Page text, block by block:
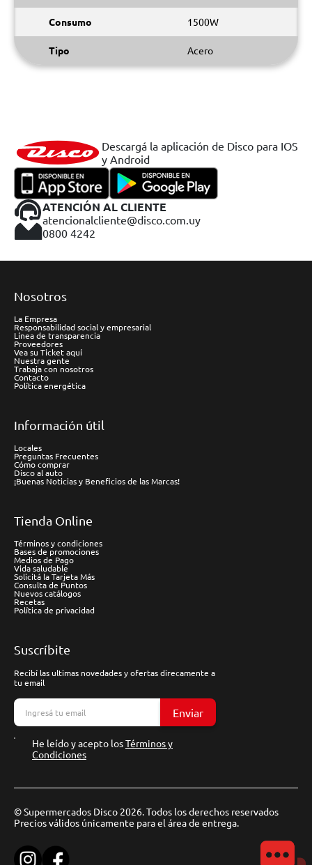
Consumo 1500W
Tipo Acero
Descargá la aplicación de Disco para IOS
y Android
ATENCIÓN AL CLIENTE
atencionalcliente@disco.com.uy
0800 4242
Nosotros
La Empresa
Responsabilidad social y empresarial
Línea de transparencia
Proveedores
Vea su Ticket aquí
Nuestra gente
Trabaja con nosotros
Contacto
Política energética
Información útil
Locales
Preguntas Frecuentes
Cómo comprar
Disco al auto
¡Buenas Noticias y Beneficios de las Marcas!
Tienda Online
Términos y condiciones
Bases de promociones
Medios de Pago
Vida saludable
Solicitá la Tarjeta Más
Consulta de Puntos
Nuevos catálogos
Recetas
Política de privacidad
Suscríbite
Recibí las ultimas novedades y ofertas direcamente a
tu email
Enviar
He leído y acepto losTérminos y
Condiciones
© Supermercados Disco 2026. Todos los derechos reservados
Precios válidos únicamente para el área de entrega.